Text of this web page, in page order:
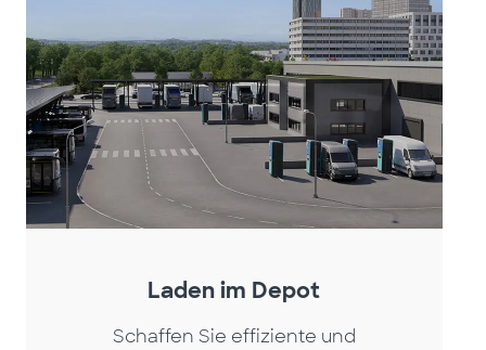
Laden im Depot
Schaffen Sie effiziente und